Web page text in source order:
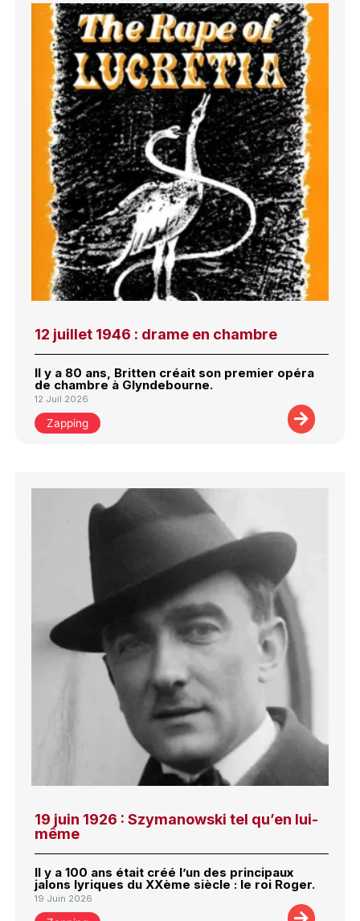
12 juillet 1946 : drame en chambre
Il y a 80 ans, Britten créait son premier opéra
de chambre à Glyndebourne.
12 Juil 2026
Zapping
19 juin 1926 : Szymanowski tel qu’en lui-
même
Il y a 100 ans était créé l’un des principaux
jalons lyriques du XXème siècle : le roi Roger.
19 Juin 2026